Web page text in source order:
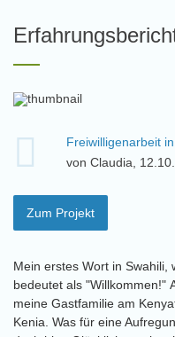
Freiwilligenarbeit
von Claudia,
Zum Projekt
Mein erstes Wort in Swahili,
bedeutet als "Willkommen!"
meine Gastfamilie am
Kenia. Was für eine